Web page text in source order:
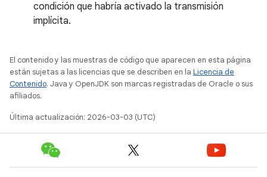
condición que habría activado la transmisión
implícita.
El contenido y las muestras de código que aparecen en esta página
están sujetas a las licencias que se describen en la Licencia de
Contenido. Java y OpenJDK son marcas registradas de Oracle o sus
afiliados.
Última actualización: 2026-03-03 (UTC)